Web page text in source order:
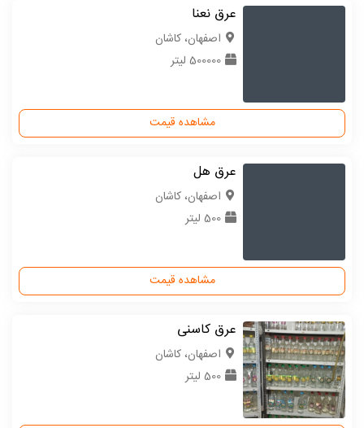
عرق نعنا
اصفهان، کاشان
500000 لیتر
مشاهده قیمت
عرق هل
اصفهان، کاشان
500 لیتر
مشاهده قیمت
عرق کاسنی
اصفهان، کاشان
500 لیتر